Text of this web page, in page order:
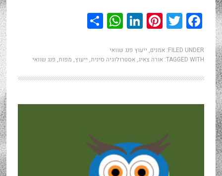
Facebook
Twitter
Pinterest
LinkedIn
WhatsApp
Share
FILED UNDER: אמנים, ייעוץ פנג שוואי
TAGGED WITH: אורה צאיג, אסטרולוגיה סינית, ייעוץ, מפות, פנג שוואי